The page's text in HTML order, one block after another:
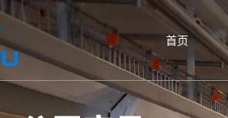
首页